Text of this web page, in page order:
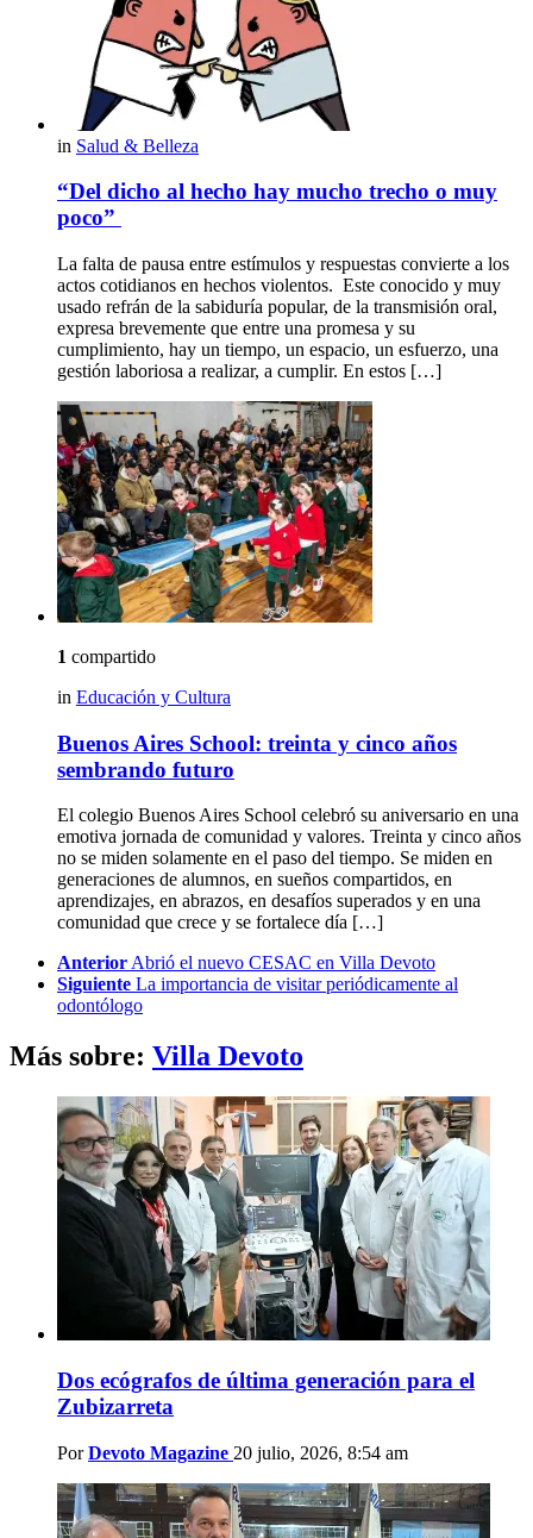
in Salud & Belleza
“Del dicho al hecho hay mucho trecho o muy
poco”
La falta de pausa entre estímulos y respuestas convierte a los
actos cotidianos en hechos violentos. Este conocido y muy
usado refrán de la sabiduría popular, de la transmisión oral,
expresa brevemente que entre una promesa y su
cumplimiento, hay un tiempo, un espacio, un esfuerzo, una
gestión laboriosa a realizar, a cumplir. En estos […]
1 compartido
in Educación y Cultura
Buenos Aires School: treinta y cinco años
sembrando futuro
El colegio Buenos Aires School celebró su aniversario en una
emotiva jornada de comunidad y valores. Treinta y cinco años
no se miden solamente en el paso del tiempo. Se miden en
generaciones de alumnos, en sueños compartidos, en
aprendizajes, en abrazos, en desafíos superados y en una
comunidad que crece y se fortalece día […]
more
Anterior Abrió el nuevo CESAC en Villa Devoto
Siguiente La importancia de visitar periódicamente al
odontólogo
Más sobre: Villa Devoto
Dos ecógrafos de última generación para el
Zubizarreta
Por Devoto Magazine 20 julio, 2026, 8:54 am